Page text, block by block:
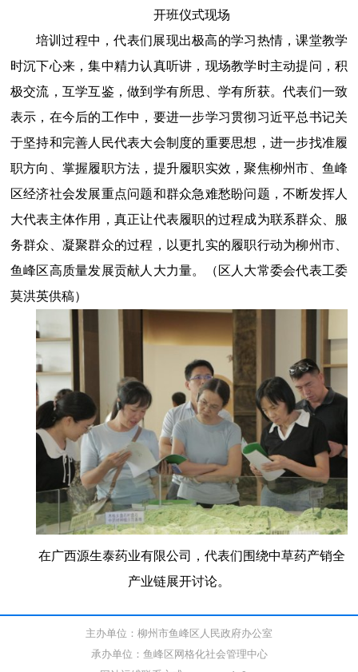
开班仪式现场
培训过程中，代表们展现出极高的学习热情，课堂教学
时沉下心来，集中精力认真听讲，现场教学时主动提问，积
极交流，互学互鉴，做到学有所思、学有所获。代表们一致
表示，在今后的工作中，要进一步学习贯彻习近平总书记关
于坚持和完善人民代表大会制度的重要思想，进一步找准履
职方向、掌握履职方法，提升履职实效，聚焦柳州市、鱼峰
区经济社会发展重点问题和群众急难愁盼问题，不断发挥人
大代表主体作用，真正让代表履职的过程成为联系群众、服
务群众、凝聚群众的过程，以更扎实的履职行动为柳州市、
鱼峰区高质量发展贡献人大力量。
（区人大常委会代表工委
莫洪英供稿）
在广西源生泰药业有限公司，代表们围绕中草药产销全
产业链展开讨论。
主办单位：柳州市鱼峰区人民政府办公室
承办单位：鱼峰区网格化社会管理中心